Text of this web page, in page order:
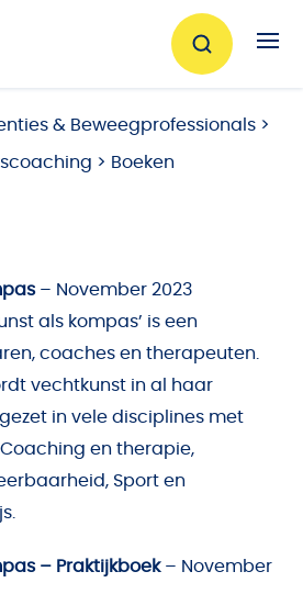
& Beweegprofessionals >
> Boeken
– November 2023
als kompas’ is een
coaches en therapeuten.
vechtkunst in al haar
in vele disciplines met
en therapie,
Sport en
– Praktijkboek– November